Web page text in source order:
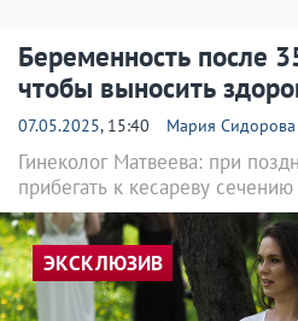
Беременность после
чтобы выносить
07.05.2025, 15:40 Мария Сидорова
Гинеколог Матвеева: при
прибегать к кесареву сечению
ЭКСКЛЮЗИВ